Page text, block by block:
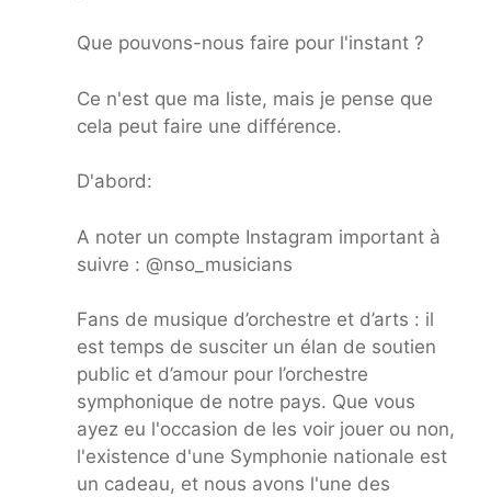
Que pouvons-nous faire pour l'instant ?
Ce n'est que ma liste, mais je pense que
cela peut faire une différence.
D'abord:
A noter un compte Instagram important à
suivre : @nso_musicians
Fans de musique d’orchestre et d’arts : il
est temps de susciter un élan de soutien
public et d’amour pour l’orchestre
symphonique de notre pays. Que vous
ayez eu l'occasion de les voir jouer ou non,
l'existence d'une Symphonie nationale est
un cadeau, et nous avons l'une des